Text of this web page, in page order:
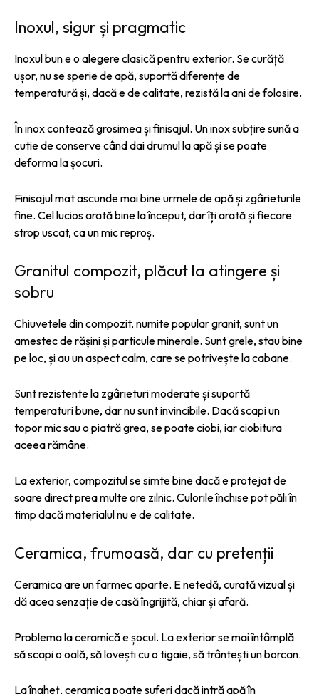
Inoxul, sigur și pragmatic
Inoxul bun e o alegere clasică pentru exterior. Se curăță
ușor, nu se sperie de apă, suportă diferențe de
temperatură și, dacă e de calitate, rezistă la ani de folosire.
În inox contează grosimea și finisajul. Un inox subțire sună a
cutie de conserve când dai drumul la apă și se poate
deforma la șocuri.
Finisajul mat ascunde mai bine urmele de apă și zgârieturile
fine. Cel lucios arată bine la început, dar îți arată și fiecare
strop uscat, ca un mic reproș.
Granitul compozit, plăcut la atingere și
sobru
Chiuvetele din compozit, numite popular granit, sunt un
amestec de rășini și particule minerale. Sunt grele, stau bine
pe loc, și au un aspect calm, care se potrivește la cabane.
Sunt rezistente la zgârieturi moderate și suportă
temperaturi bune, dar nu sunt invincibile. Dacă scapi un
topor mic sau o piatră grea, se poate ciobi, iar ciobitura
aceea rămâne.
La exterior, compozitul se simte bine dacă e protejat de
soare direct prea multe ore zilnic. Culorile închise pot păli în
timp dacă materialul nu e de calitate.
Ceramica, frumoasă, dar cu pretenții
Ceramica are un farmec aparte. E netedă, curată vizual și
dă acea senzație de casă îngrijită, chiar și afară.
Problema la ceramică e șocul. La exterior se mai întâmplă
să scapi o oală, să lovești cu o tigaie, să trântești un borcan.
La îngheț, ceramica poate suferi dacă intră apă în